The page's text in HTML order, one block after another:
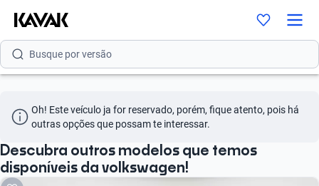
Busque por modelo
Busque por versão
Busque por marca
Busque por modelo
Busque por versão
Oh! Este veículo ja for reservado, porém, fique atento, pois há
outras opções que possam te interessar.
Descubra outros modelos que temos
disponíveis da volkswagen!